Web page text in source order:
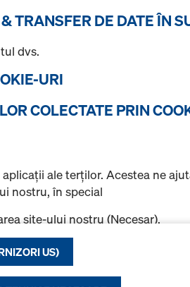
Placa cofrantă 3S basic este
straturi, acoperită cu răşină
ambele părți, pentru multiple
Selectare variantă
Nou
Placă 3S basic 27mm
Placă din lemn de molid
ambele părţi cu răşină
g/m². Muchiile sunt sigilate
TRANSFER DE DATE ÎN
dvs.
URI
COLECTATE PRIN
ale terţilor. Acestea ne
nostru, în special
site-ului nostru (Necesar),
a achiziţiilor la utilizarea
sau
relevantă pentru dvs. ca
US)